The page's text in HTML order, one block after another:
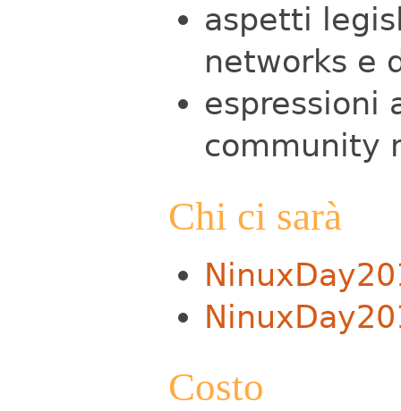
aspetti
networks e
espressioni
community
Chi ci sarà
Costo